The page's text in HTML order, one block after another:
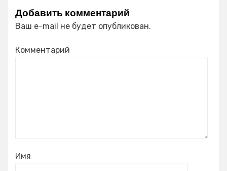
Добавить комментарий
Ваш e-mail не будет опубликован.
Комментарий
Имя